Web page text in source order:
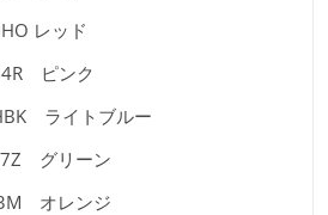
レッド
ピンク
ライトブルー
グリーン
オレンジ